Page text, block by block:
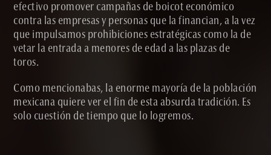
efectivo promover campañas de boicot económico
contra las empresas y personas que la financian, a la vez
que impulsamos prohibiciones estratégicas como la de
vetar la entrada a menores de edad a las plazas de
toros.
Como mencionabas, la enorme mayoría de la población
mexicana quiere ver el fin de esta absurda tradición. Es
solo cuestión de tiempo que lo logremos.